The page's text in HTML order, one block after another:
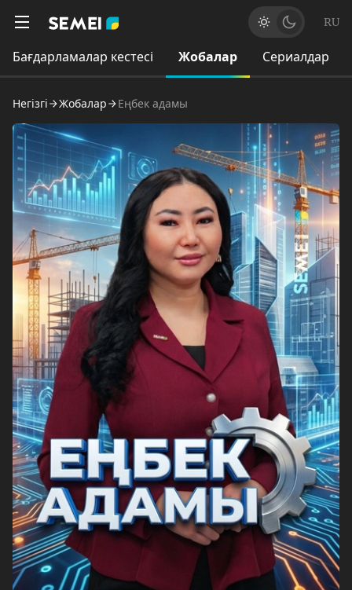
RU
Бағдарламалар кестесі Жобалар Сериалдар
Негізгі Жобалар Еңбек адамы